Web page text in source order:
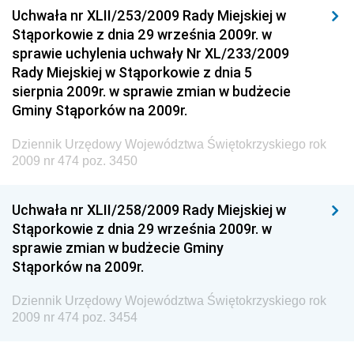
Dziennik Urzędowy Ministra Budownictwa i Przemysłu
Materiałów Budowlanych
Dziennik Urzędowy Ministra Infrastruktury i Rozwoju
Dziennik Urzędowy Głównego Inspektoratu Ochrony
Środowiska
Środowiska
Dziennik Urzędowy Ministerstwa Administracji i
Gospodarki Przestrzennej
Dziennik Urzędowy Unii Europejskiej, L
Dziennik Urzędowy Ministerstwa Komunikacji
Dziennik Urzędowy Ministerstwa Przemysłu
Uchwała nr XLII/253/2009 Rady Miejskiej w
Stąporkowie z dnia 29 września 2009r. w
sprawie uchylenia uchwały Nr XL/233/2009
Rady Miejskiej w Stąporkowie z dnia 5
sierpnia 2009r. w sprawie zmian w budżecie
Gminy Stąporków na 2009r.
Dziennik Urzędowy Województwa Świętokrzyskiego rok
2009 nr 474 poz. 3450
Uchwała nr XLII/258/2009 Rady Miejskiej w
Stąporkowie z dnia 29 września 2009r. w
sprawie zmian w budżecie Gminy
Stąporków na 2009r.
Dziennik Urzędowy Województwa Świętokrzyskiego rok
2009 nr 474 poz. 3454